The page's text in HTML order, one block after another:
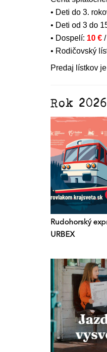
• Deti do 3.
• Deti od 3 do
• Dospelí: 10 € /
• Rodičovský
Predaj lístkov
Rok 2026
Rudohorský
URBEX